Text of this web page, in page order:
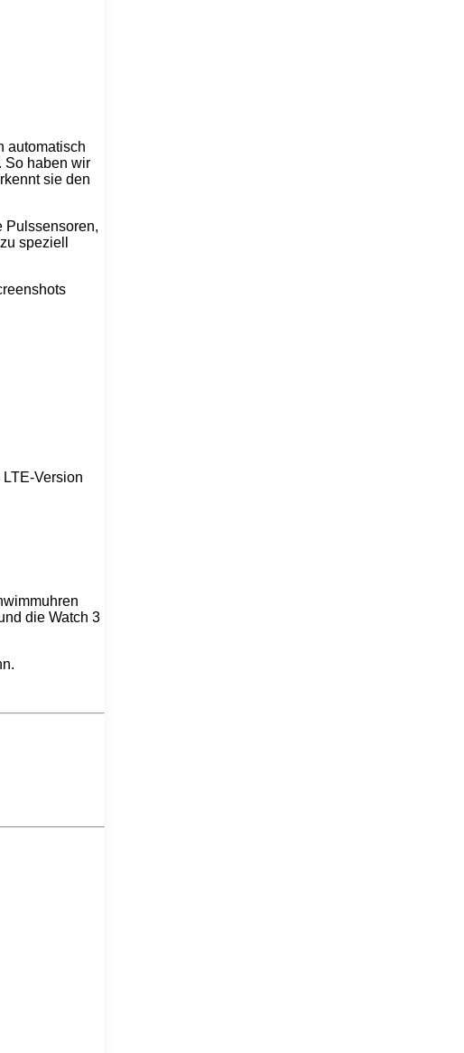
automatisch
So haben wir
sie den
Pulssensoren,
speziell
Version
die Watch 3